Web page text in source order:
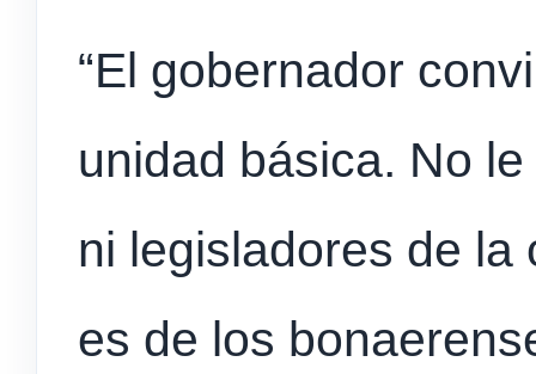
“El gobernador
unidad básica. No
ni legisladores de la
es de los